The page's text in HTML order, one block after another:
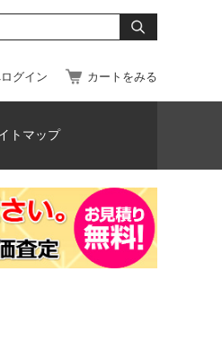
グイン カートをみる
トマップ